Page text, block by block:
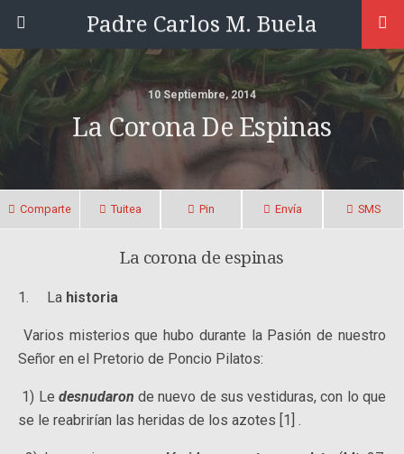
Padre Carlos M. Buela
10 Septiembre, 2014
La Corona De Espinas
Comparte Tuitea Pin Envía SMS
La corona de espinas
1. La historia
Varios misterios que hubo durante la Pasión de nuestro
Señor en el Pretorio de Poncio Pilatos:
1) Le desnudaron de nuevo de sus vestiduras, con lo que
se le reabrirían las heridas de los azotes [1] .